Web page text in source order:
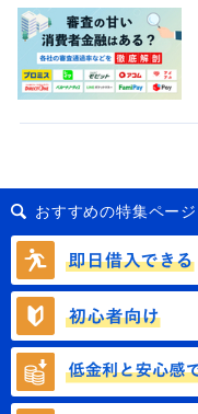
おすすめの特集ページ